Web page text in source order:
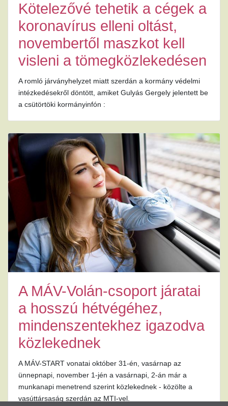
Kötelezővé tehetik a cégek a
koronavírus elleni oltást,
novembertől maszkot kell
visleni a tömegközlekedésen
A romló járványhelyzet miatt szerdán a kormány védelmi
intézkedésekről döntött, amiket Gulyás Gergely jelentett be
a csütörtöki kormányinfón :
A MÁV-Volán-csoport járatai
a hosszú hétvégéhez,
mindenszentekhez igazodva
közlekednek
A MÁV-START vonatai október 31-én, vasárnap az
ünnepnapi, november 1-jén a vasárnapi, 2-án már a
munkanapi menetrend szerint közlekednek - közölte a
vasúttársaság szerdán az MTI-vel.